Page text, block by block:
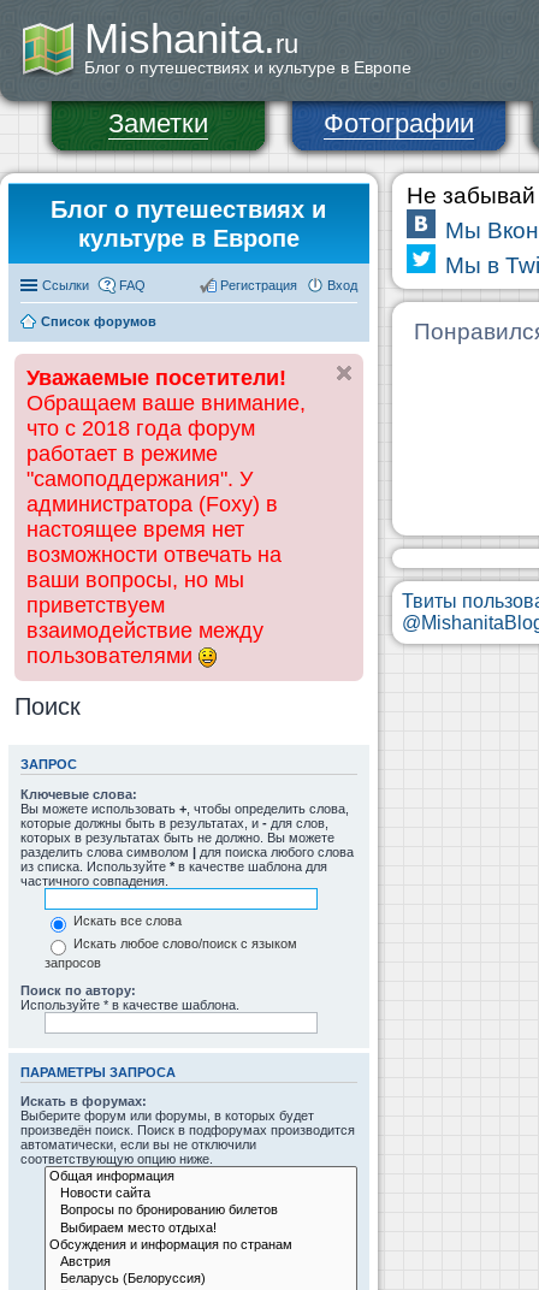
Mishanita.ru
Блог о путешествиях и культуре в Европе
Заметки Фотографии
Блог о путешествиях и
культуре в Европе
Ссылки FAQ Вход
Регистрация
Список форумов
Уважаемые посетители!
Обращаем ваше внимание,
что с 2018 года форум
работает в режиме
"самоподдержания". У
администратора (Foxy) в
настоящее время нет
возможности отвечать на
ваши вопросы, но мы
приветствуем
взаимодействие между
пользователями
Поиск
ЗАПРОС
Ключевые слова:
Вы можете использовать + , чтобы определить слова,
которые должны быть в результатах, и - для слов,
которых в результатах быть не должно. Вы можете
разделить слова символом | для поиска любого слова
из списка. Используйте * в качестве шаблона для
частичного совпадения.
Искать все слова
Искать любое слово/поиск с языком
запросов
Поиск по автору:
Используйте * в качестве шаблона.
ПАРАМЕТРЫ ЗАПРОСА
Искать в форумах:
Выберите форум или форумы, в которых будет
произведён поиск. Поиск в подфорумах производится
автоматически, если вы не отключили
соответствующую опцию ниже.
Не забывай
Мы
Мы в
Твиты